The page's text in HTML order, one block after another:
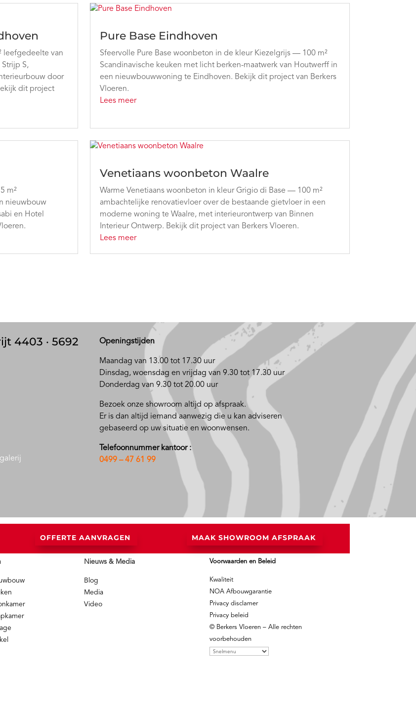
leefgedeelte van
S,
door
dit project
Pure Base Eindhoven
Sfeervolle Pure Base woonbeton in de kleur Kiezelgrijs — 100 m²
Scandinavische keuken met licht berken-maatwerk van Houtwerff in
een nieuwbouwwoning te Eindhoven. Bekijk dit project van Berkers
Vloeren.
Lees meer
m²
nieuwbouw
en Hotel
Venetiaans woonbeton Waalre
Warme Venetiaans woonbeton in kleur Grigio di Base — 100 m²
ambachtelijke renovatievloer over de bestaande gietvloer in een
moderne woning te Waalre, met interieurontwerp van Binnen
Interieur Ontwerp. Bekijk dit project van Berkers Vloeren.
Lees meer
4403 · 5692
Openingstijden
Maandag van 13.00 tot 17.30 uur
Dinsdag, woensdag en vrijdag van 9.30 tot 17.30 uur
Donderdag van 9.30 tot 20.00 uur
Bezoek onze showroom altijd op afspraak.
Er is dan altijd iemand aanwezig die u kan adviseren
gebaseerd op uw situatie en woonwensen.
Telefoonnummer kantoor :
0499 – 47 61 99
OFFERTE AANVRAGEN MAAK SHOWROOM AFSPRAAK
Nieuws & Media
Blog
Media
Video
Voorwaarden en Beleid
Kwaliteit
NOA Afbouwgarantie
Privacy disclamer
Privacy beleid
© Berkers Vloeren – Alle rechten
voorbehouden